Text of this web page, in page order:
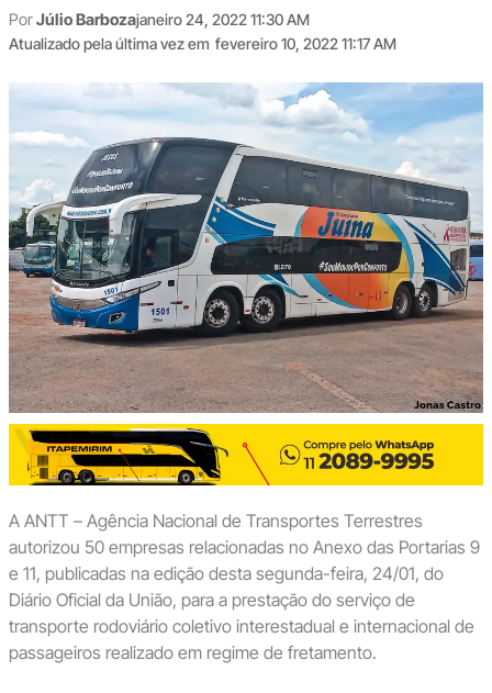
PorJúlio Barbozajaneiro 24, 2022 11:30 AM
Atualizado pela última vez em fevereiro 10, 2022 11:17 AM
A ANTT – Agência Nacional de Transportes Terrestres
autorizou 50 empresas relacionadas no Anexo das Portarias 9
e 11, publicadas na edição desta segunda-feira, 24/01, do
Diário Oficial da União, para a prestação do serviço de
transporte rodoviário coletivo interestadual e internacional de
passageiros realizado em regime de fretamento.